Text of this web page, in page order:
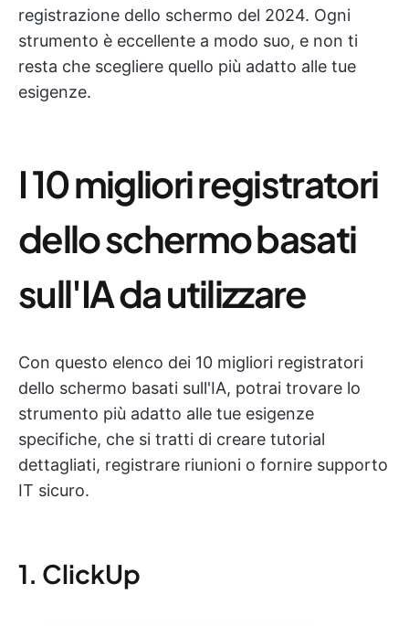
registrazione dello schermo del 2024. Ogni
strumento è eccellente a modo suo, e non ti
resta che scegliere quello più adatto alle tue
esigenze.
I 10 migliori registratori
dello schermo basati
sull'IA da utilizzare
Con questo elenco dei 10 migliori registratori
dello schermo basati sull'IA, potrai trovare lo
strumento più adatto alle tue esigenze
specifiche, che si tratti di creare tutorial
dettagliati, registrare riunioni o fornire supporto
IT sicuro.
1. ClickUp